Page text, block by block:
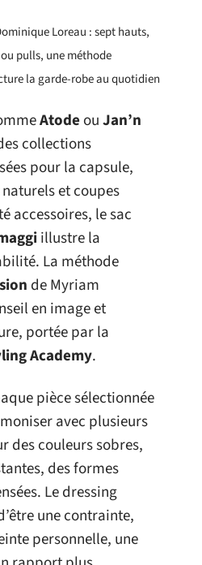
Loreau : sept hauts,
pulls, une méthode
la garde-robe au quotidien
Atode ouJan’n
collections
pour la capsule,
et coupes
accessoires, le sac
illustre la
La méthode
de Myriam
en image et
portée par la
Academy.
pièce sélectionnée
avec plusieurs
des couleurs sobres,
des formes
Le dressing
une contrainte,
personnelle, une